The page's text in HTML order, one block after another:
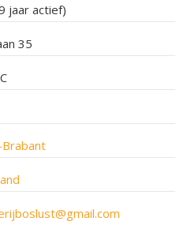
jaar actief)
35